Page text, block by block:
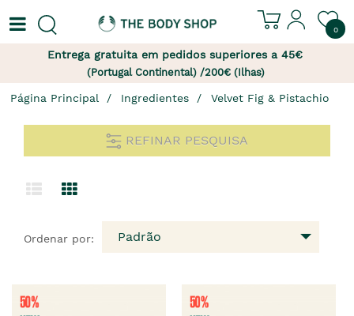
0
Entrega gratuita em pedidos superiores a 45€
(Portugal Continental) /200€ (Ilhas)
Página Principal Ingredientes Velvet Fig & Pistachio
REFINAR PESQUISA
Ordenar por: Padrão